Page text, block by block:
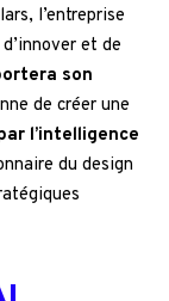
l’entreprise
et de
son
de créer une
l’intelligence
du design